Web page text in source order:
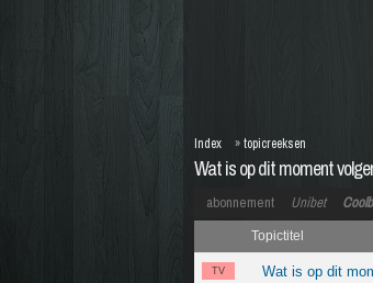
Wat is op dit moment
Index »topicreeksen
abonnement Unibet
Topictitel
TV Wat is op dit